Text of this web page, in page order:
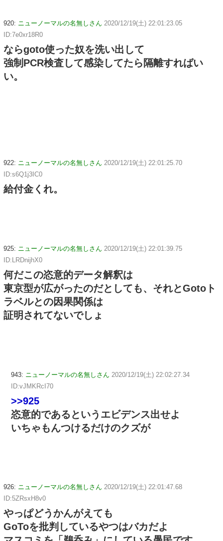
920: ニューノーマルの名無しさん 2020/12/19(土) 22:01:23.05
ID:7e0xr18R0
ならgoto使った奴を洗い出して
強制PCR検査して感染してたら隔離すればい
い。
922: ニューノーマルの名無しさん 2020/12/19(土) 22:01:25.70
ID:s6Q1j3IC0
給付金くれ。
925: ニューノーマルの名無しさん 2020/12/19(土) 22:01:39.75
ID:LRDnijhX0
何だこの恣意的データ解釈は
東京型が広がったのだとしても、それとGotoト
ラベルとの因果関係は
証明されてないでしょ
943: ニューノーマルの名無しさん 2020/12/19(土) 22:02:27.34
ID:vJMKRcI70
>>925
恣意的であるというエビデンス出せよ
いちゃもんつけるだけのクズが
926: ニューノーマルの名無しさん 2020/12/19(土) 22:01:47.68
ID:5ZRsxH8v0
やっぱどうかんがえても
GoToを批判しているやつはバカだよ